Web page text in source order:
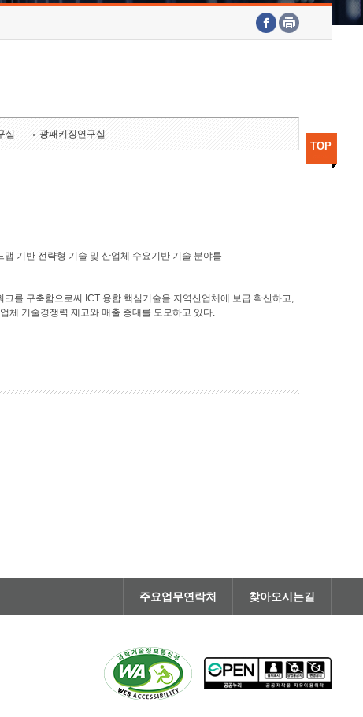
기획본부
실 광패키징연구실
기반 전략형 기술 및 산업체 수요기반 기술 분야를
를 구축함으로써 ICT 융합 핵심기술을 지역산업체에 보급 확산하고,
체 기술경쟁력 제고와 매출 증대를 도모하고 있다.
TOP
주요업무연락처 찾아오시는길